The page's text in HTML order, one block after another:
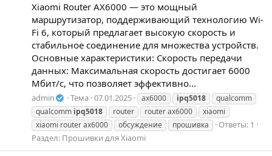
Xiaomi Router AX6000 — это мощный
маршрутизатор, поддерживающий технологию Wi-
Fi 6, который предлагает высокую скорость и
стабильное соединение для множества устройств.
Основные характеристики: Скорость передачи
данных: Максимальная скорость достигает 6000
Мбит/с, что позволяет эффективно...
admin Тема 07.01.2025 ax6000 ipq5018
qualcomm
qualcomm ipq5018 router router ax6000
xiaomi
xiaomi router ax6000
обсуждение прошивка
Ответы: 1
Раздел: Прошивки для Xiaomi